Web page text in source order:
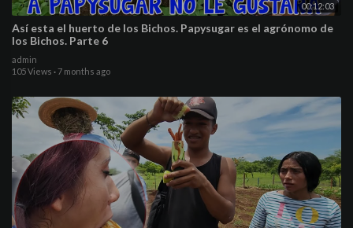
00:12:03
Así esta el huerto de los Bichos. Papysugar es el agrónomo de
los Bichos. Parte 6
admin
105 Views ·7 months ago